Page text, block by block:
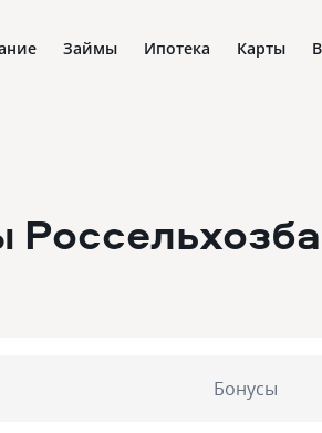
Займы Ипотека Карты
Бонусы